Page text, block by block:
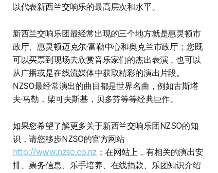
以代表新西兰交响乐的最高层次和水平。
新西兰交响乐团最经常出现的三个地方就是惠灵顿市
政厅、惠灵顿迈克尔·富勒中心和奥克兰市政厅；您既
可以买票到现场去欣赏音乐家们的杰出表演，也可以
从广播或是在线流媒体中获取精彩的演出片段。
NZSO最经常演出的曲目都是世界名曲，例如古斯塔
夫·马勒，柴可夫斯基，贝多芬等等经典巨作。
如果您希望了解更多关于新西兰交响乐团NZSO的知
识，请您移步NZSO的官方网站
http://www.nzso.co.nz ；在网站上，有相关的演出安
排、票务信息、乐手培养、在线捐款、乐团知识介绍